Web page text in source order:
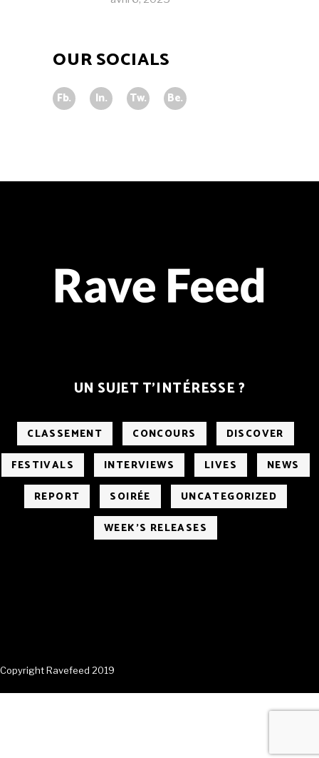
OUR SOCIALS
Fb. In. Tw. Be.
UN SUJET T’INTÉRESSE ?
CLASSEMENT CONCOURS
DISCOVER
FESTIVALS
INTERVIEWS LIVES
NEWS
REPORT
SOIRÉE
UNCATEGORIZED
WEEK'S RELEASES
Copyright Ravefeed 2019